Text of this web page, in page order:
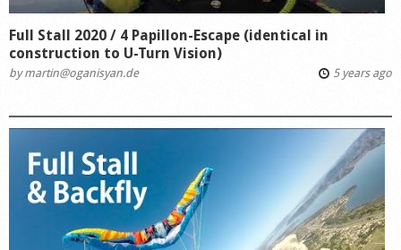
Full Stall 2020 / 4 Papillon-Escape (identical in
construction to U-Turn Vision)
bymartin@oganisyan.de 5 years ago